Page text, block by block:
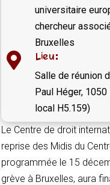
universitaire
chercheur
Bruxelles
 Lieu:
Salle de réunion
Paul Héger,
local H5.159)
Le Centre de droit
reprise des Midis du
programmée le 15
grève à Bruxelles, aura